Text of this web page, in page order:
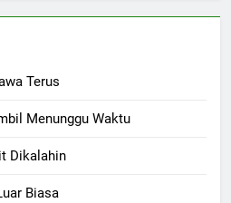
Terus
Menunggu Waktu
Dikalahin
Biasa